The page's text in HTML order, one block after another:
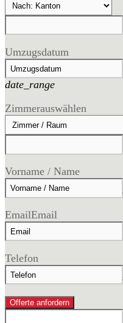
Umzugsdatum
date_range
Zimmerauswählen
Vorname / Name
EmailEmail
Telefon
Offerte anfordern